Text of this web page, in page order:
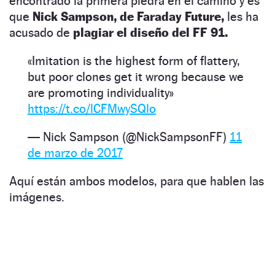
que Nick Sampson, de Faraday Future, les ha
acusado de plagiar el diseño del FF 91.
«Imitation is the highest form of flattery,
but poor clones get it wrong because we
are promoting individuality»​
https://t.co/lCFMwySQlo
— Nick Sampson (@NickSampsonFF) 11
de marzo de 2017
Aquí están ambos modelos, para que hablen las
imágenes.